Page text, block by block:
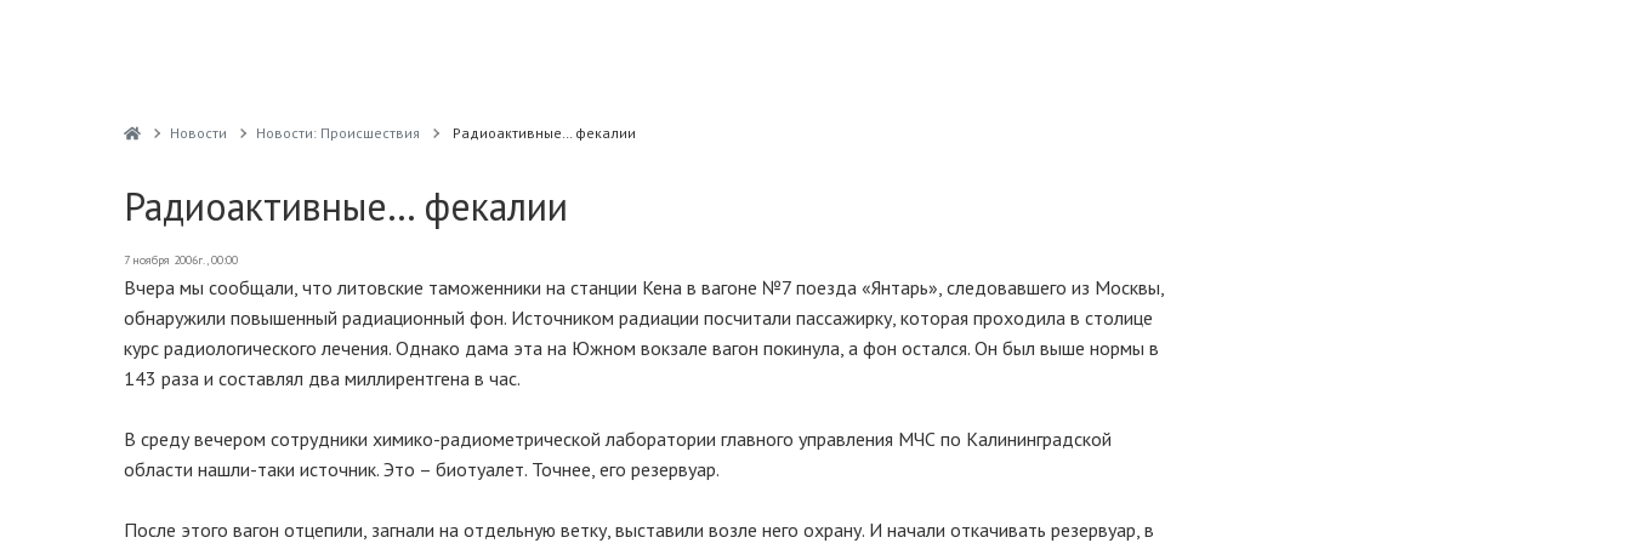
Новости Новости: Происшествия Радиоактивные… фекалии
Радиоактивные… фекалии
7 ноября 2006г., 00:00
Вчера мы сообщали, что литовские таможенники на станции Кена в вагоне №7 поезда «Янтарь», следовавшего из Москвы,
обнаружили повышенный радиационный фон. Источником радиации посчитали пассажирку, которая проходила в столице
курс радиологического лечения. Однако дама эта на Южном вокзале вагон покинула, а фон остался. Он был выше нормы в
143 раза и составлял два миллирентгена в час.
В среду вечером сотрудники химико-радиометрической лаборатории главного управления МЧС по Калининградской
области нашли-таки источник. Это – биотуалет. Точнее, его резервуар.
После этого вагон отцепили, загнали на отдельную ветку, выставили возле него охрану. И начали откачивать резервуар, в